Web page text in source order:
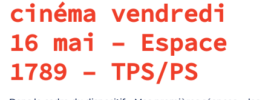
cinéma vendredi
16 mai – Espace
1789 – TPS/PS